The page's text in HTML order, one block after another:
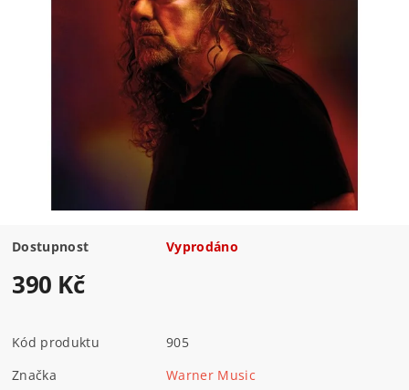
Dostupnost Vyprodáno
390 Kč
Kód produktu
905
Značka
Warner Music